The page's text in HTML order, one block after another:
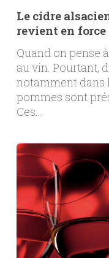
Le cidre
revient en force
Quand on pense
au vin. Pourtant,
notamment dans
pommes sont
Ces…